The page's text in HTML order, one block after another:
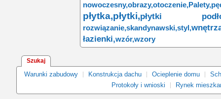
nowoczesny,obrazy,otoczenie,Palety,
płytka,płytki,płytki
rozwiązanie,skandynawski,styl,
łazienki,wzór,wzory
Szukaj
Warunki zabudowy Konstrukcja dachu Ocieplenie domu
Protokoły i wnioski
Rynek